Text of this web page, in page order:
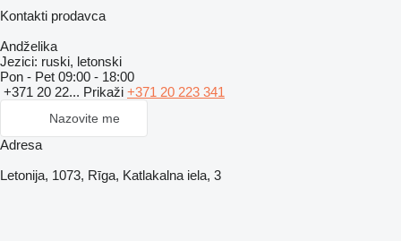
Kontakti prodavca
Andželika
Jezici: ruski, letonski
Pon - Pet 09:00 - 18:00
+371 20 22... Prikaži +371 20 223 341
Nazovite me
Adresa
Letonija, 1073, Rīga, Katlakalna iela, 3